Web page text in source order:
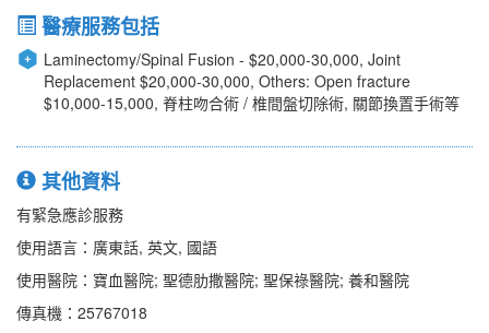
醫療服務包括
Laminectomy/Spinal Fusion - $20,000-30,000, Joint
Replacement $20,000-30,000, Others: Open fracture
$10,000-15,000, 脊柱吻合術 / 椎間盤切除術, 關節換置手術等
其他資料
有緊急應診服務
使用語言：廣東話, 英文, 國語
使用醫院：寶血醫院; 聖德肋撒醫院; 聖保祿醫院; 養和醫院
傳真機：25767018